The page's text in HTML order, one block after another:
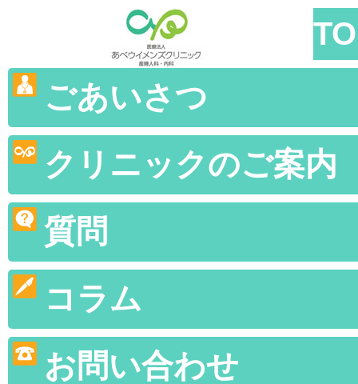
ごあいさつ
クリニックのご案内
質問
コラム
お問い合わせ